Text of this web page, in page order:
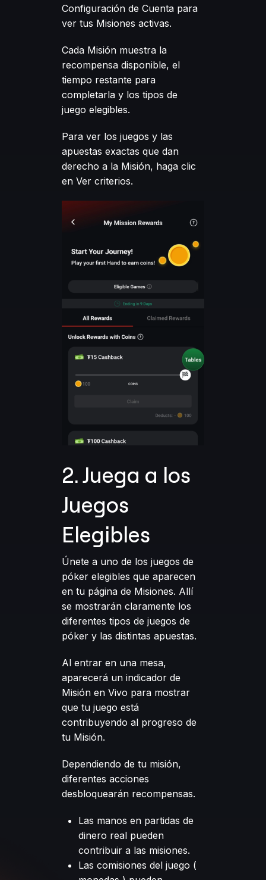
Configuración de Cuenta para
ver tus Misiones activas.
Cada Misión muestra la
recompensa disponible, el
tiempo restante para
completarla y los tipos de
juego elegibles.
Para ver los juegos y las
apuestas exactas que dan
derecho a la Misión, haga clic
en Ver criterios.
2. Juega a los
Juegos
Elegibles
Únete a uno de los juegos de
póker elegibles que aparecen
en tu página de Misiones. Allí
se mostrarán claramente los
diferentes tipos de juegos de
póker y las distintas apuestas.
Al entrar en una mesa,
aparecerá un indicador de
Misión en Vivo para mostrar
que tu juego está
contribuyendo al progreso de
tu Misión.
Dependiendo de tu misión,
diferentes acciones
desbloquearán recompensas.
Las manos en partidas de
dinero real pueden
contribuir a las misiones.
Las comisiones del juego (